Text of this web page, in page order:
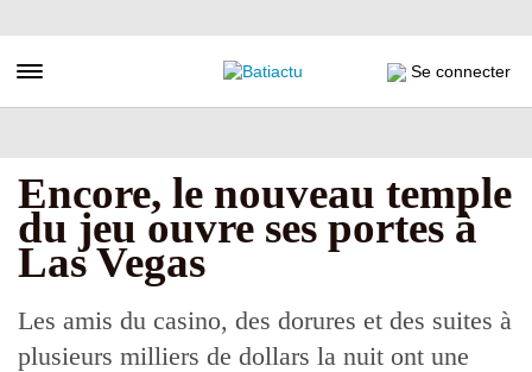
au
principal
Toggle navigation Se connecter
Encore, le nouveau temple
du jeu ouvre ses portes à
Las Vegas
Les amis du casino, des dorures et des suites à
plusieurs milliers de dollars la nuit ont une